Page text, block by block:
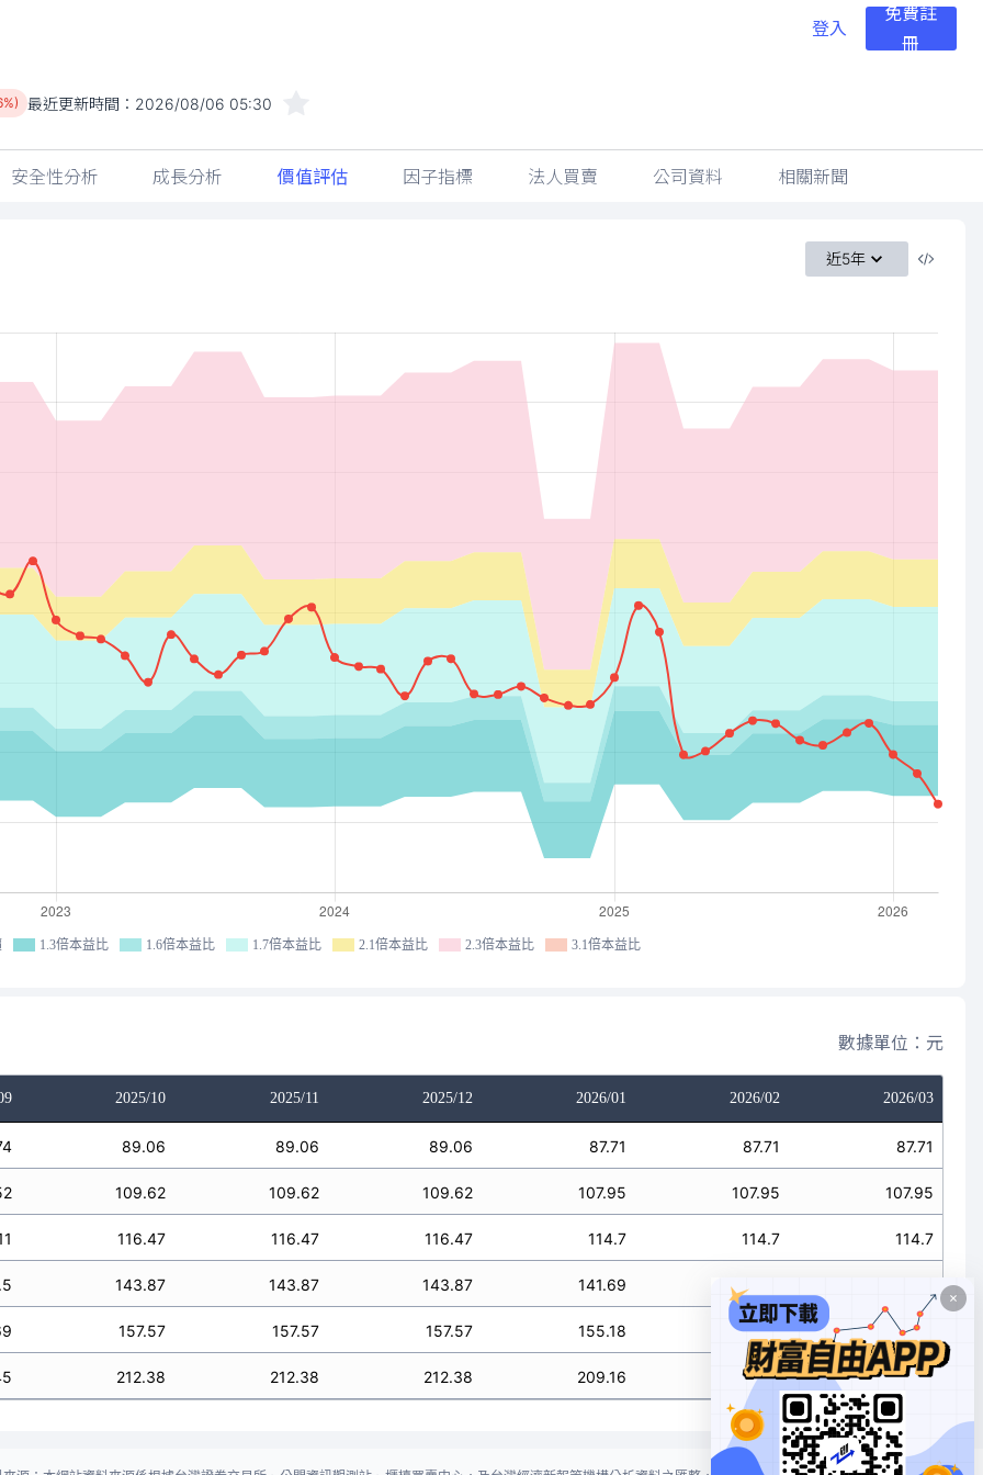
登入
免費註
冊
最近更新時間： 2026/08/06 05:30
安全性分析 成長分析 價值評估 因子指標 法人買賣 公司資料 相關新聞
近5年
1.3倍本益比 1.6倍本益比 1.7倍本益比 2.1倍本益比 2.3倍本益比 3.1倍本益比
數據單位：元
2025/10 2025/11 2025/12 2026/01 2026/02 2026/03
89.06 89.06 89.06 87.71 87.71 87.71
109.62 109.62 109.62 107.95 107.95 107.95
116.47 116.47 116.47 114.7 114.7 114.7
143.87 143.87 143.87 141.69 141.69
157.57 157.57 157.57 155.18 155.18 155.18
212.38 212.38 212.38 209.16 209.16 209.16